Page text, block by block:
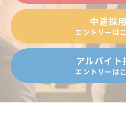
中途採用
エントリーは
アルバイト
エントリーは